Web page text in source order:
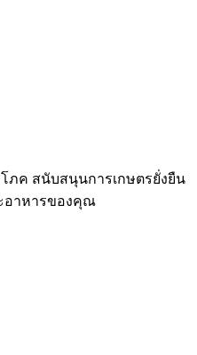
ภค สนับสนุนการเกษตรยั่งยืน
อาหารของคุณ